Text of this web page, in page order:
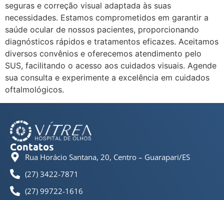
seguras e correção visual adaptada às suas
necessidades. Estamos comprometidos em garantir a
saúde ocular de nossos pacientes, proporcionando
diagnósticos rápidos e tratamentos eficazes. Aceitamos
diversos convênios e oferecemos atendimento pelo
SUS, facilitando o acesso aos cuidados visuais. Agende
sua consulta e experimente a excelência em cuidados
oftalmológicos.
Contatos
Rua Horácio Santana, 20, Centro – Guarapari/ES
(27) 3422-7871
(27) 99722-1616